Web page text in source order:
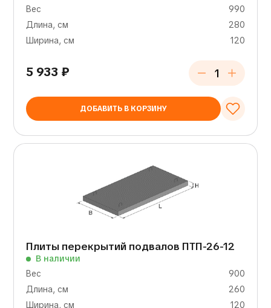
Вес
990
Длина, см
280
Ширина, см
120
5 933 ₽
ДОБАВИТЬ В КОРЗИНУ
Плиты перекрытий подвалов ПТП-26-12
В наличии
Вес
900
Длина, см
260
Ширина, см
120